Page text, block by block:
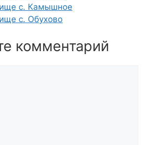
с. Камышное
с. Обухово
комментарий